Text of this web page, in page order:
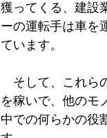
獲ってくる、建設
ーの運転手は車を
ています。
そして、これら
を稼いで、他のモ
中での何らかの役